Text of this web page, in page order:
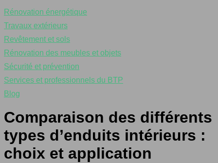
Rénovation énergétique
Travaux extérieurs
Revêtement et sols
Rénovation des meubles et objets
Sécurité et prévention
Services et professionnels du BTP
Blog
Comparaison des différents
types d’enduits intérieurs :
choix et application